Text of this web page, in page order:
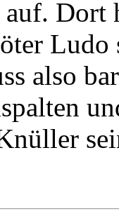
Dort
also